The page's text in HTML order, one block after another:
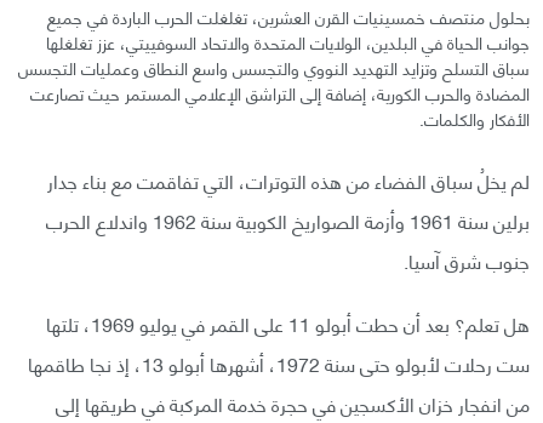
بحلول منتصف خمسينيات القرن العشرين، تغلغلت الحرب الباردة في جميع
جوانب الحياة في البلدين، الولايات المتحدة والاتحاد السوفييتي، عزز تغلغلها
سباق التسلح وتزايد التهديد النووي والتجسس واسع النطاق وعمليات التجسس
المضادة والحرب الكورية، إضافة إلى التراشق الإعلامي المستمر حيث تصارعت
الأفكار والكلمات.
لم يخلُ سباق الفضاء من هذه التوترات، التي تفاقمت مع بناء جدار
برلين سنة 1961 وأزمة الصواريخ الكوبية سنة 1962 واندلاع الحرب
جنوب شرق آسيا.
هل تعلم؟ بعد أن حطت أبولو 11 على القمر في يوليو 1969، تلتها
ست رحلات لأبولو حتى سنة 1972، أشهرها أبولو 13، إذ نجا طاقمها
من انفجار خزان الأكسجين في حجرة خدمة المركبة في طريقها إلى